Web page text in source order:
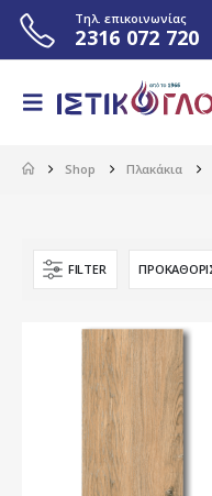
Τηλ. επικοινωνίας
2316 072 720
Shop Πλακάκια
FILTER